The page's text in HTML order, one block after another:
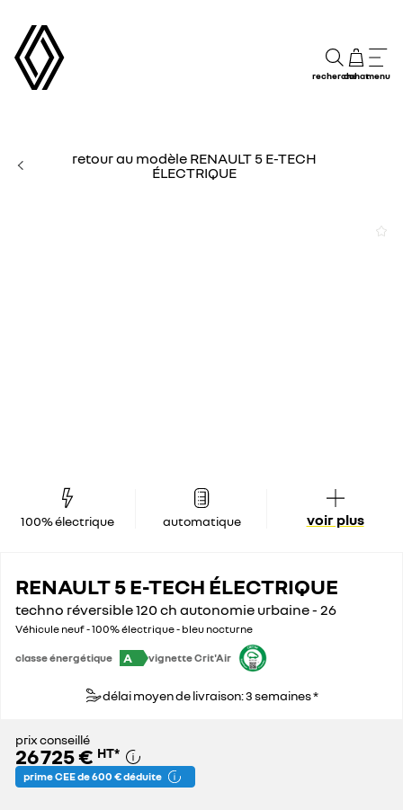
rechercheachatmenu
retour au modèle RENAULT 5 E-TECH
ÉLECTRIQUE
100% électrique automatique voir plus
RENAULT 5 E-TECH ÉLECTRIQUE
techno réversible 120 ch autonomie urbaine - 26
Véhicule neuf - 100% électrique - bleu nocturne
classe énergétique A vignette Crit'Air
délai moyen de livraison: 3 semaines *
prix conseillé
26 725 € HT*
prime CEE de 600 € déduite